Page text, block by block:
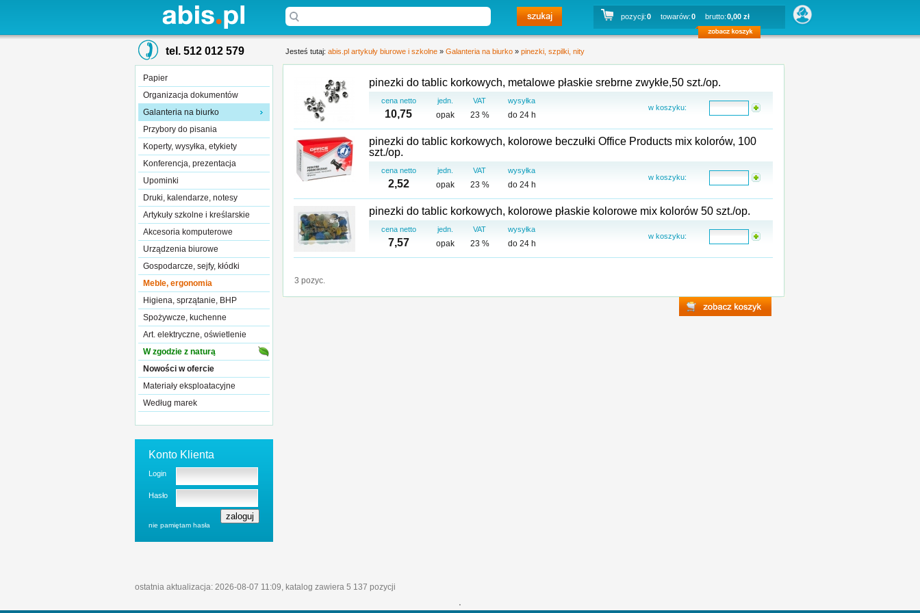
pozycji:0 towarów:0 brutto:0,00 zł
tel. 512 012 579
Papier
Organizacja dokumentów
Galanteria na biurko
Przybory do pisania
Koperty, wysyłka, etykiety
Konferencja, prezentacja
Upominki
Druki, kalendarze, notesy
Artykuły szkolne i kreślarskie
Akcesoria komputerowe
Urządzenia biurowe
Gospodarcze, sejfy, kłódki
Meble, ergonomia
Higiena, sprzątanie, BHP
Spożywcze, kuchenne
Art. elektryczne, oświetlenie
W zgodzie z naturą
Nowości w ofercie
Materiały eksploatacyjne
Według marek
Konto Klienta
Login
Hasło
nie pamiętam hasła
Jesteś tutaj: abis.pl artykuły biurowe i szkolne » Galanteria na biurko » pinezki, szpilki, nity
pinezki do tablic korkowych, metalowe płaskie srebrne zwykłe,50 szt./op.
cena netto jedn. VAT
wysyłka
w koszyku:
10,75 opak 23 % do 24 h
pinezki do tablic korkowych, kolorowe beczułki Office Products mix kolorów, 100
szt./op.
cena netto jedn. VAT
wysyłka
w koszyku:
2,52 opak 23 % do 24 h
pinezki do tablic korkowych, kolorowe płaskie kolorowe mix kolorów 50 szt./op.
cena netto jedn. VAT
wysyłka
w koszyku:
7,57 opak 23 % do 24 h
3 pozyc.
ostatnia aktualizacja: 2026-08-07 11:09, katalog zawiera 5 137 pozycji
'